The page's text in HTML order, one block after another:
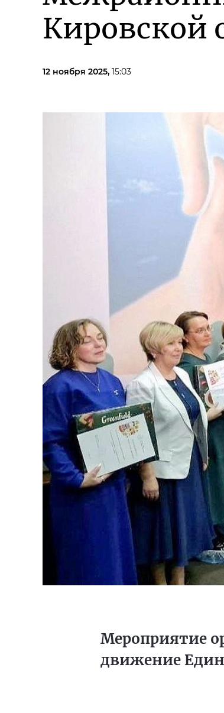
Кировской
12 ноября 2025, 15:03
Мероприятие
движение